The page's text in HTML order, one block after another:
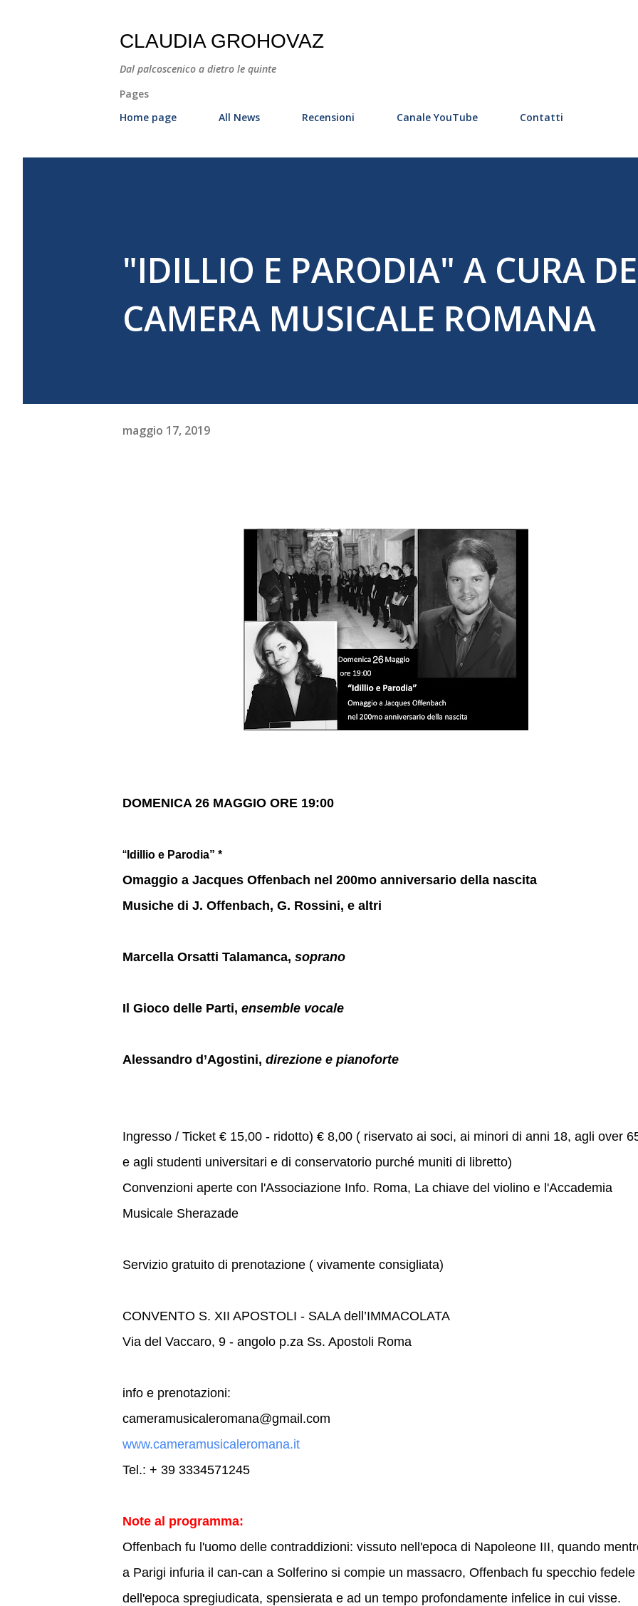
CLAUDIA GROHOVAZ
Dal palcoscenico a dietro le quinte
Pages
Home page
All News Recensioni Canale YouTube Contatti
"IDILLIO E PARODIA" A CURA
CAMERA MUSICALE ROMANA
maggio 17, 2019
DOMENICA 26 MAGGIO ORE 19:00
“ Idillio e Parodia” *
Omaggio a Jacques Offenbach nel 200mo anniversario della nascita
Musiche di J. Offenbach, G. Rossini, e altri
Marcella Orsatti Talamanca, soprano
Il Gioco delle Parti, ensemble vocale
Alessandro d’Agostini, direzione e pianoforte
Ingresso / Ticket € 15,00 - ridotto) € 8,00 ( riservato ai soci, ai minori di anni 18, agli over
e agli studenti universitari e di conservatorio purché muniti di libretto)
Convenzioni aperte con l'Associazione Info. Roma, La chiave del violino e l'Accademia
Musicale Sherazade
Servizio gratuito di prenotazione ( vivamente consigliata)
CONVENTO S. XII APOSTOLI - SALA dell’IMMACOLATA
Via del Vaccaro, 9 - angolo p.za Ss. Apostoli Roma
info e prenotazioni:
cameramusicaleromana@gmail.com
www.cameramusicaleromana.it
Tel.: + 39 3334571245
Note al programma:
Offenbach fu l'uomo delle contraddizioni: vissuto nell'epoca di Napoleone III, quando
a Parigi infuria il can-can a Solferino si compie un massacro, Offenbach fu specchio fedele
dell'epoca spregiudicata, spensierata e ad un tempo profondamente infelice in cui visse.